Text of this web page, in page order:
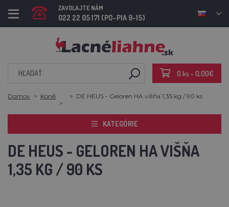
ZAVOLAJTE NÁM
022 22 05 171 (PO-PIA 9-15)
0 ks - 0,00€
Domov Koně DE HEUS - Geloren HA višňa 1,35 kg / 90 ks
KATEGÓRIE
DE HEUS - GELOREN HA VIŠŇA
1,35 KG / 90 KS